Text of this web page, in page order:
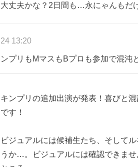
丈夫かな？2日間も…永にゃんもだ
13:20
プリもMマスもBプロも参加で混沌
ンプリの追加出演が発表！喜びと
す！
ジュアルには候補生たち、そして
か…。ビジュアルには確認できま